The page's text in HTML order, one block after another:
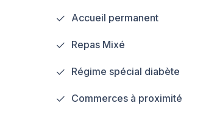
Accueil permanent
Repas Mixé
Régime spécial diabète
Commerces à proximité